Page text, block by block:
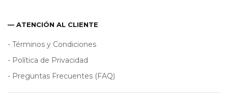
— ATENCIÓN AL CLIENTE
- Términos y Condiciones
- Política de Privacidad
- Preguntas Frecuentes (FAQ)